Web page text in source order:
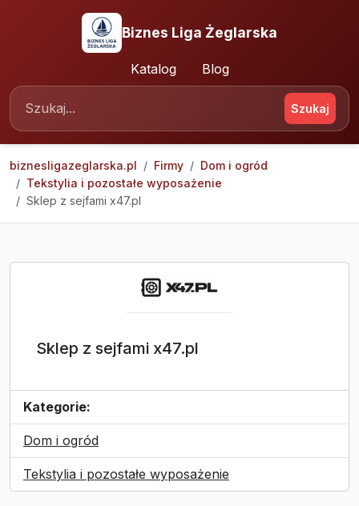
Biznes Liga Żeglarska
Katalog Blog
Szukaj
biznesligazeglarska.pl Firmy
Dom i ogród
Tekstylia i pozostałe wyposażenie
Sklep z sejfami x47.pl
Sklep z sejfami x47.pl
Kategorie:
Dom i ogród
Tekstylia i pozostałe wyposażenie